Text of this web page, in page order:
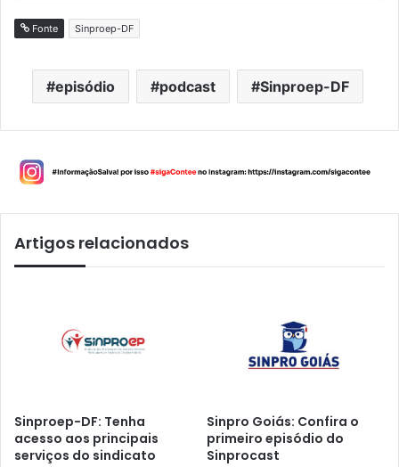
Fonte Sinproep-DF
episódio podcast Sinproep-DF
Artigos relacionados
Sinproep-DF: Tenha
acesso aos principais
serviços do sindicato
Sinpro Goiás: Confira o
primeiro episódio do
Sinprocast